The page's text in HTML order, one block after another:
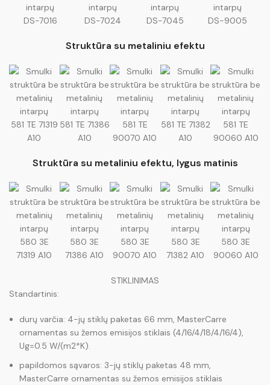
DS-7016 DS-7024 DS-7045 DS-9005
Struktūra su metaliniu efektu
581 TE 71319
A10
581 TE 71386
A10
581 TE
90070 A10
581 TE 71382
A10
581 TE
90060 A10
Struktūra su metaliniu efektu, lygus matinis
580 3E
71319 A10
580 3E
71386 A10
580 3E
90070 A10
580 3E
71382 A10
580 3E
90060 A10
STIKLINIMAS
Standartinis:
durų varčia: 4-jų stiklų paketas 66 mm, MasterCarre
ornamentas su žemos emisijos stiklais (4/16/4/18/4/16/4),
Ug=0.5 W/(m2*K).
papildomos sąvaros: 3-jų stiklų paketas 48 mm,
MasterCarre ornamentas su žemos emisijos stiklais